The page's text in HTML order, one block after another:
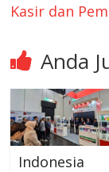
Kasir dan
Anda
Indonesia